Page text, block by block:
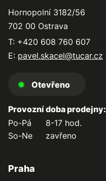
Hornopolní 3182/56
702 00 Ostrava
T: +420 608 760 607
E: pavel.skacel@tucar.cz
Otevřeno
Provozní doba prodejny:
Po-Pá
8-17 hod.
So-Ne
zavřeno
Praha